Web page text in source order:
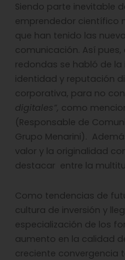
Siendo parte inevitable
emprendedor científico
que han tenido las
comunicación. Así
redondas se habló de
identidad y reputación
corporativa, para no
digitales”, como
(Responsable de
Grupo Menarini).
valor y la originalidad
destacar entre la
Como tendencias de
cultura de inversión y
especialización de los
aumento en la calidad
creciente convergencia